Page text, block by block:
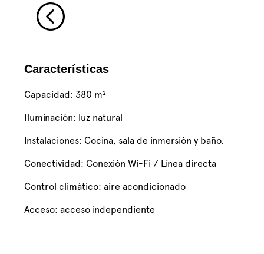
<
Características
Capacidad: 380 m²
Iluminación: luz natural
Instalaciones: Cocina, sala de inmersión y baño.
Conectividad: Conexión Wi-Fi / Línea directa
Control climático: aire acondicionado
Acceso: acceso independiente